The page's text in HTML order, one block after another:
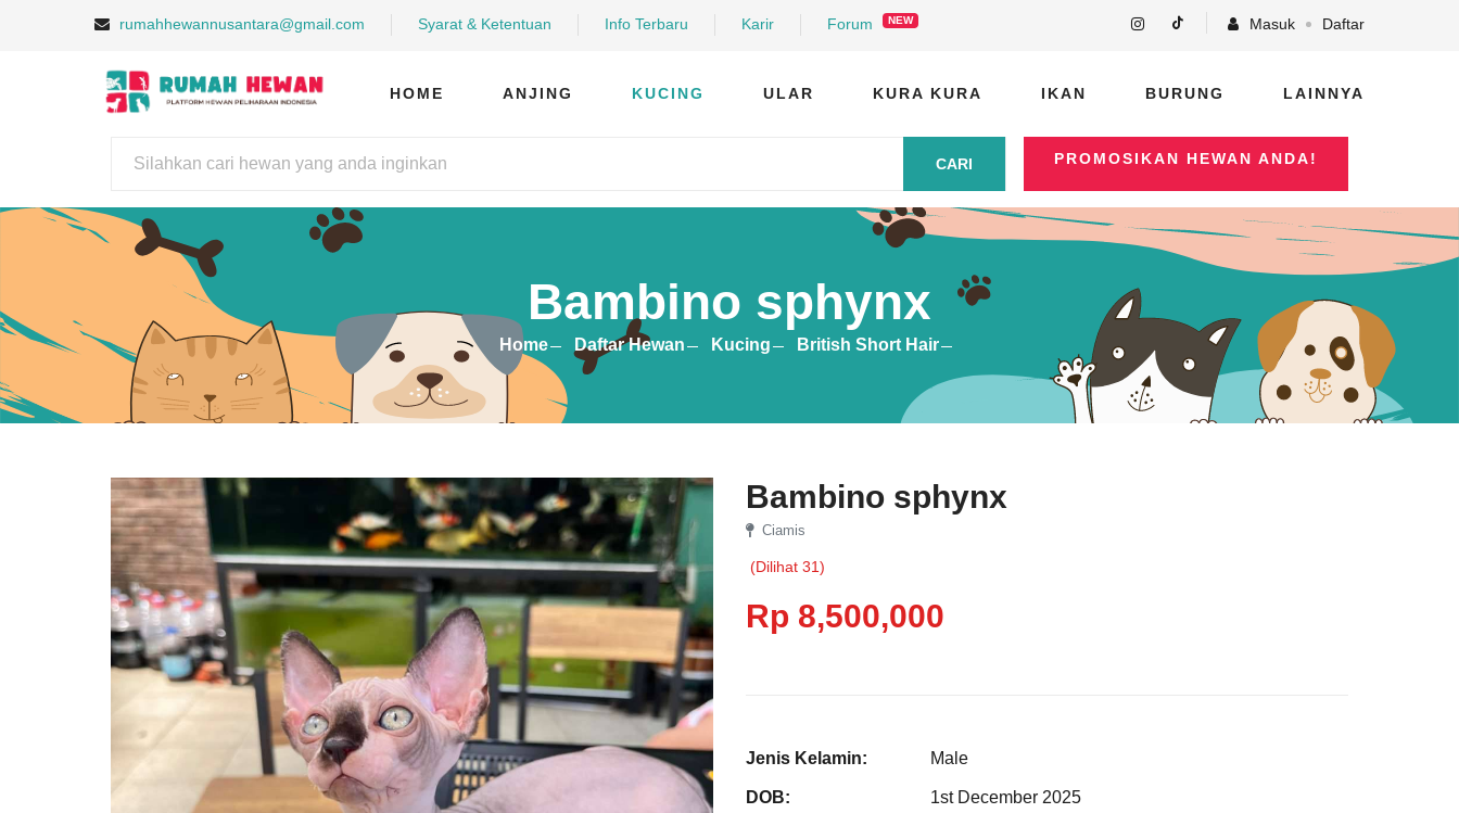
rumahhewannusantara@gmail.com Syarat & Ketentuan Info Terbaru Karir Forum NEW Masuk Daftar
HOME ANJING KUCING ULAR KURA KURA IKAN BURUNG LAINNYA
CARI PROMOSIKAN HEWAN ANDA!
Bambino sphynx
Home Daftar Hewan Kucing British Short Hair
Bambino sphynx
Ciamis
(Dilihat 31)
Rp 8,500,000
Jenis Kelamin: Male
DOB: 1st December 2025